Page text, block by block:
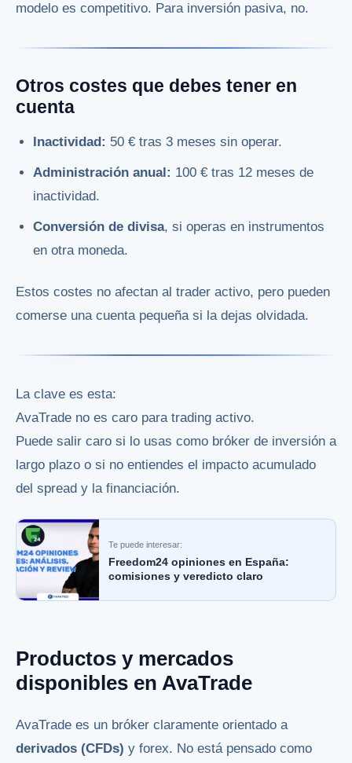
modelo es competitivo. Para inversión pasiva, no.
Otros costes que debes tener en
cuenta
Inactividad: 50 € tras 3 meses sin operar.
Administración anual: 100 € tras 12 meses de
inactividad.
Conversión de divisa, si operas en instrumentos
en otra moneda.
Estos costes no afectan al trader activo, pero pueden
comerse una cuenta pequeña si la dejas olvidada.
La clave es esta:
AvaTrade no es caro para trading activo.
Puede salir caro si lo usas como bróker de inversión a
largo plazo o si no entiendes el impacto acumulado
del spread y la financiación.
Te puede interesar:
Freedom24 opiniones en España:
comisiones y veredicto claro
Productos y mercados
disponibles en AvaTrade
AvaTrade es un bróker claramente orientado a
derivados (CFDs) y forex. No está pensado como